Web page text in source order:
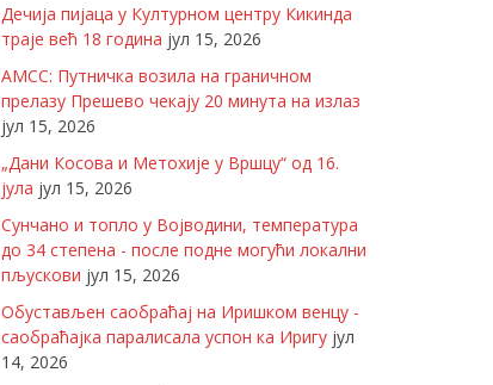
Дечија пијаца у Културном центру Кикинда
траје већ 18 година јул 15, 2026
АМСС: Путничка возила на граничном
прелазу Прешево чекају 20 минута на излаз
јул 15, 2026
„Дани Косова и Метохије у Вршцу“ од 16.
јула јул 15, 2026
Сунчано и топло у Војводини, температура
до 34 степена - после подне могући локални
пљускови јул 15, 2026
Обустављен саобраћај на Иришком венцу -
саобраћајка паралисала успон ка Иригу јул
14, 2026